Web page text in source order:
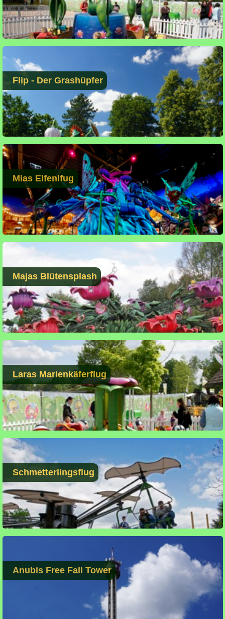
Flip - Der Grashüpfer
Mias Elfenlfug
Majas Blütensplash
Laras Marienkäferflug
Schmetterlingsflug
Anubis Free Fall Tower